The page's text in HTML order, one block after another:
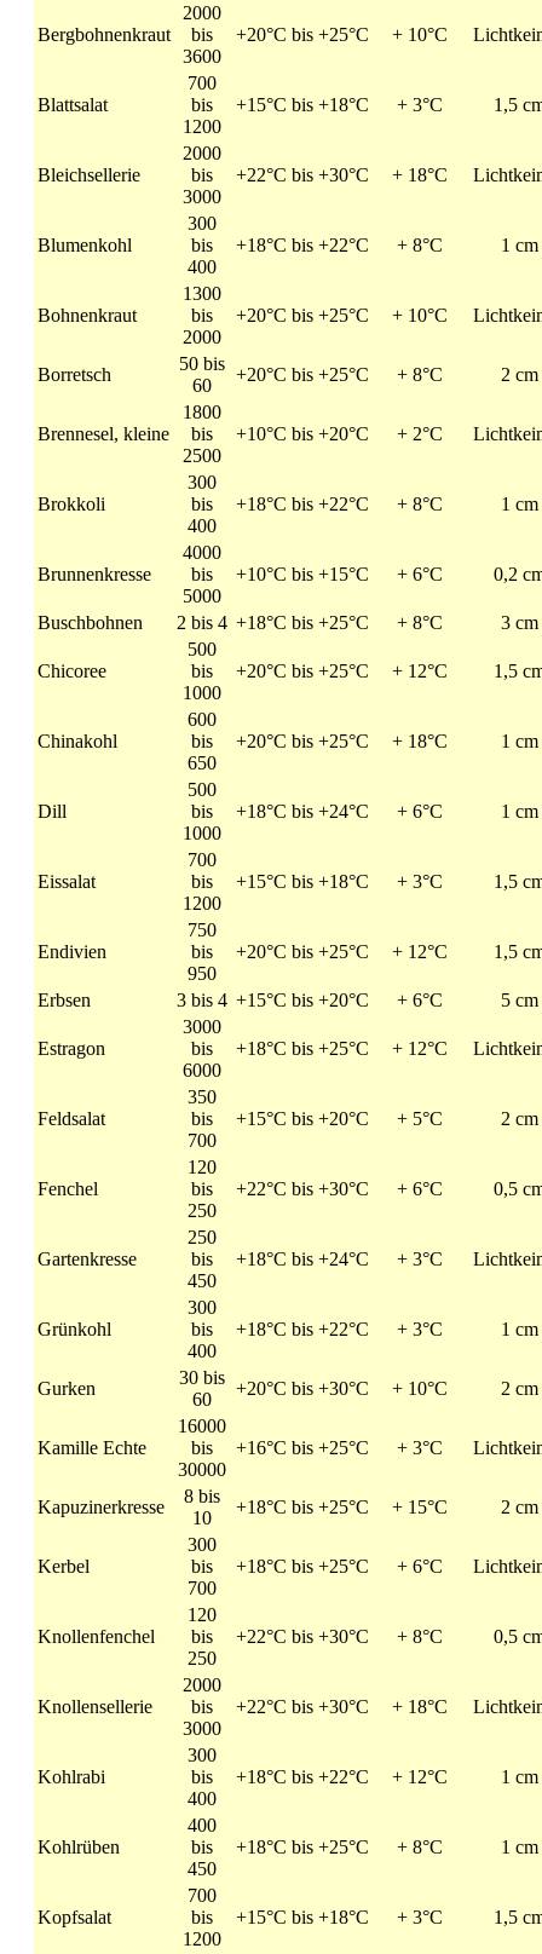
Bergbohnenkraut
2000
bis
3600
+20°C bis +25°C + 10°C
Blattsalat
700
bis
1200
+15°C bis +18°C + 3°C 1,5
Bleichsellerie
2000
bis
3000
+22°C bis +30°C + 18°C
Blumenkohl
300
bis
400
+18°C bis +22°C + 8°C 1 cm
Bohnenkraut
1300
bis
2000
+20°C bis +25°C + 10°C
Borretsch
50 bis
60
+20°C bis +25°C + 8°C 2 cm
Brennesel, kleine
1800
bis
2500
+10°C bis +20°C + 2°C
Brokkoli
300
bis
400
+18°C bis +22°C + 8°C 1 cm
Brunnenkresse
4000
bis
5000
+10°C bis +15°C + 6°C 0,2
Buschbohnen 2 bis 4 +18°C bis +25°C + 8°C 3 cm
Chicoree
500
bis
1000
+20°C bis +25°C + 12°C 1,5
Chinakohl
600
bis
650
+20°C bis +25°C + 18°C 1 cm
Dill
500
bis
1000
+18°C bis +24°C + 6°C 1 cm
Eissalat
700
bis
1200
+15°C bis +18°C + 3°C 1,5
Endivien
750
bis
950
+20°C bis +25°C + 12°C 1,5
Erbsen 3 bis 4 +15°C bis +20°C + 6°C 5 cm
Estragon
3000
bis
6000
+18°C bis +25°C + 12°C
Feldsalat
350
bis
700
+15°C bis +20°C + 5°C 2 cm
Fenchel
120
bis
250
+22°C bis +30°C + 6°C 0,5
Gartenkresse
250
bis
450
+18°C bis +24°C + 3°C
Grünkohl
300
bis
400
+18°C bis +22°C + 3°C 1 cm
Gurken
30 bis
60
+20°C bis +30°C + 10°C 2 cm
Kamille Echte
16000
bis
30000
+16°C bis +25°C + 3°C
Kapuzinerkresse
8 bis
10
+18°C bis +25°C + 15°C 2 cm
Kerbel
300
bis
700
+18°C bis +25°C + 6°C
Knollenfenchel
120
bis
250
+22°C bis +30°C + 8°C 0,5
Knollensellerie
2000
bis
3000
+22°C bis +30°C + 18°C
Kohlrabi
300
bis
400
+18°C bis +22°C + 12°C 1 cm
Kohlrüben
400
bis
450
+18°C bis +25°C + 8°C 1 cm
Kopfsalat
700
bis
1200
+15°C bis +18°C + 3°C 1,5